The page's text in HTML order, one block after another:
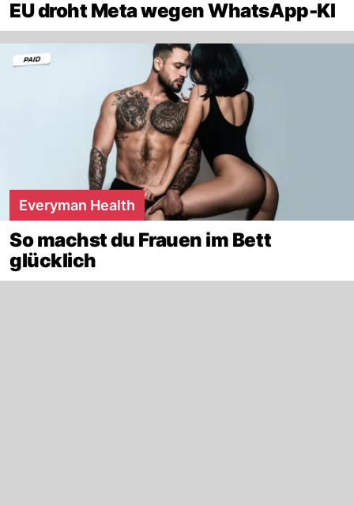
EU droht Meta wegen WhatsApp-KI
Everyman Health
So machst du Frauen im Bett
glücklich